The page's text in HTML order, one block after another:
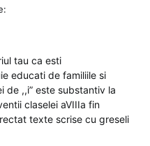
tau ca esti
educati de familiile si
de ,,i” este substantiv la
claselei aVIIIa fin
texte scrise cu greseli